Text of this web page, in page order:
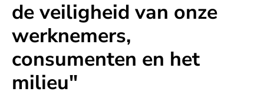
de veiligheid van onze
werknemers,
consumenten en het
milieu"